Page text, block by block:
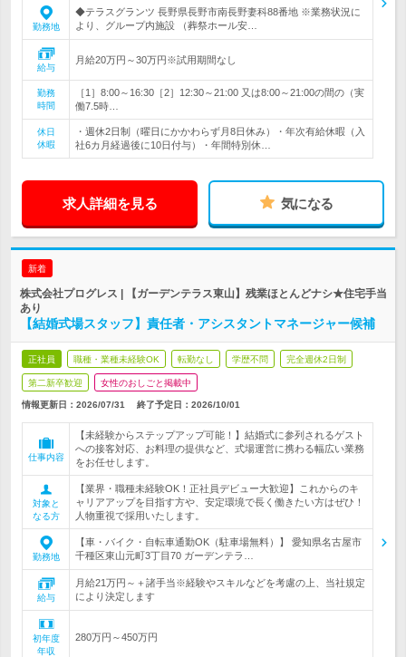
勤務地
◆テラスグランツ 長野県長野市南長野妻科88番地 ※業務状況に
より、グループ内施設 （葬祭ホール安…
給与
月給20万円～30万円※試用期間なし
勤務
時間
［1］8:00～16:30［2］12:30～21:00 又は8:00～21:00の間の（実
働7.5時…
休日
休暇
・週休2日制（曜日にかかわらず月8日休み）・年次有給休暇（入
社6カ月経過後に10日付与）・年間特別休…
求人詳細を見る 気になる
新着
株式会社プログレス | 【ガーデンテラス東山】残業ほとんどナシ★住宅手当
あり
【結婚式場スタッフ】責任者・アシスタントマネージャー候補
正社員 職種・業種未経験OK 転勤なし 学歴不問 完全週休2日制
第二新卒歓迎 女性のおしごと掲載中
情報更新日：2026/07/31 終了予定日： 2026/10/01
仕事内容
【未経験からステップアップ可能！】結婚式に参列されるゲスト
への接客対応、お料理の提供など、式場運営に携わる幅広い業務
をお任せします。
対象と
なる方
【業界・職種未経験OK！正社員デビュー大歓迎】これからのキ
ャリアアップを目指す方や、安定環境で長く働きたい方はぜひ！
人物重視で採用いたします。
勤務地
【車・バイク・自転車通勤OK（駐車場無料）】 愛知県名古屋市
千種区東山元町3丁目70 ガーデンテラ…
給与
月給21万円～＋諸手当※経験やスキルなどを考慮の上、当社規定
により決定します
初年度
年収
280万円～450万円